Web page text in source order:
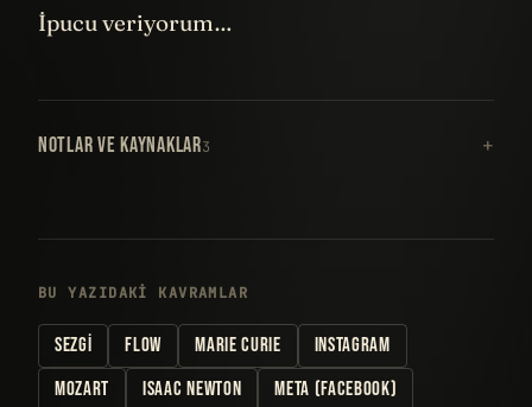
İpucu veriyorum…
NOTLAR VE KAYNAKLAR3
BU YAZIDAKI KAVRAMLAR
SEZGI FLOW MARIE CURIE
INSTAGRAM
MOZART
ISAAC NEWTON
META (FACEBOOK)